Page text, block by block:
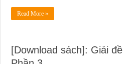
Read More »
[Download sách]: Giải